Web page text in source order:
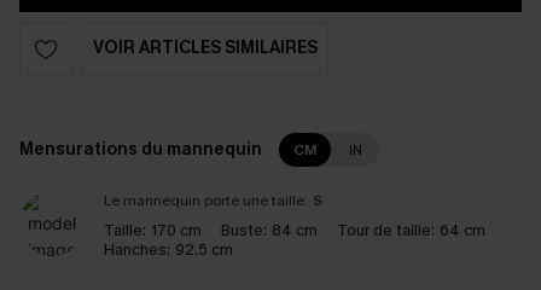
VOIR ARTICLES SIMILAIRES
Mensurations du mannequin CM IN
Le mannequin porte une taille: S
Taille: 170 cm Buste: 84 cm Tour de taille: 64 cm
Hanches: 92.5 cm